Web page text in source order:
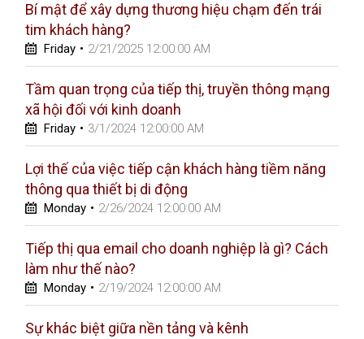
Bí mật để xây dựng thương hiệu chạm đến trái
tim khách hàng?
Friday • 2/21/2025 12:00:00 AM
Tầm quan trọng của tiếp thị, truyền thông mạng
xã hội đối với kinh doanh
Friday • 3/1/2024 12:00:00 AM
Lợi thế của việc tiếp cận khách hàng tiềm năng
thông qua thiết bị di động
Monday • 2/26/2024 12:00:00 AM
Tiếp thị qua email cho doanh nghiệp là gì? Cách
làm như thế nào?
Monday • 2/19/2024 12:00:00 AM
Sự khác biệt giữa nền tảng và kênh